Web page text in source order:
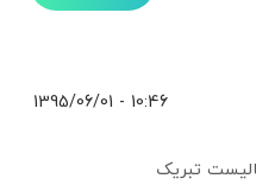
10:46 - 1395/06/01
تبریک